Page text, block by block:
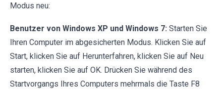
Modus neu:
Benutzer von Windows XP und Windows 7: Starten Sie
Ihren Computer im abgesicherten Modus. Klicken Sie auf
Start, klicken Sie auf Herunterfahren, klicken Sie auf Neu
starten, klicken Sie auf OK. Drücken Sie während des
Startvorgangs Ihres Computers mehrmals die Taste F8